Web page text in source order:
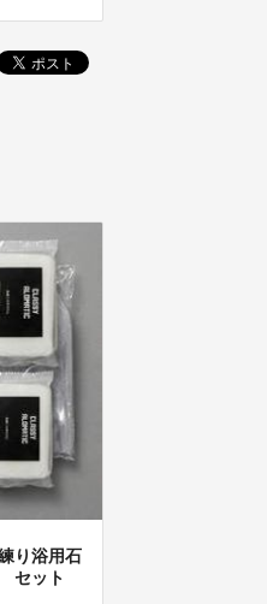
り浴用石
セット